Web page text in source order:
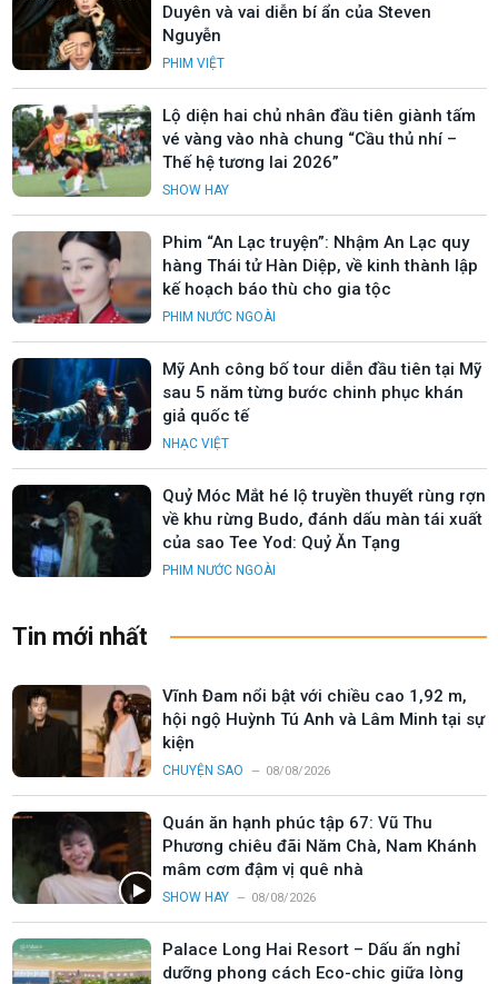
Duyên và vai diễn bí ẩn của Steven
Nguyễn
PHIM VIỆT
Lộ diện hai chủ nhân đầu tiên giành tấm
vé vàng vào nhà chung “Cầu thủ nhí –
Thế hệ tương lai 2026”
SHOW HAY
Phim “An Lạc truyện”: Nhậm An Lạc quy
hàng Thái tử Hàn Diệp, về kinh thành lập
kế hoạch báo thù cho gia tộc
PHIM NƯỚC NGOÀI
Mỹ Anh công bố tour diễn đầu tiên tại Mỹ
sau 5 năm từng bước chinh phục khán
giả quốc tế
NHẠC VIỆT
Quỷ Móc Mắt hé lộ truyền thuyết rùng rợn
về khu rừng Budo, đánh dấu màn tái xuất
của sao Tee Yod: Quỷ Ăn Tạng
PHIM NƯỚC NGOÀI
Tin mới nhất
Vĩnh Đam nổi bật với chiều cao 1,92 m,
hội ngộ Huỳnh Tú Anh và Lâm Minh tại sự
kiện
CHUYỆN SAO 08/08/2026
Quán ăn hạnh phúc tập 67: Vũ Thu
Phương chiêu đãi Năm Chà, Nam Khánh
mâm cơm đậm vị quê nhà
SHOW HAY 08/08/2026
Palace Long Hai Resort – Dấu ấn nghỉ
dưỡng phong cách Eco-chic giữa lòng